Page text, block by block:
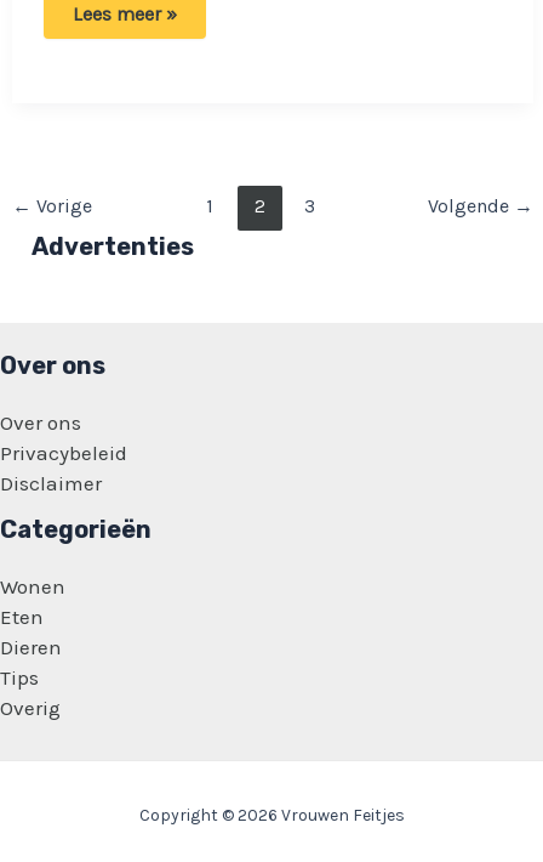
Maxime
niet
Lees meer »
Bericht
← Vorige 1 2 3 Volgende →
Advertenties
Over ons
Over ons
Privacybeleid
Disclaimer
Categorieën
Wonen
Eten
Dieren
Tips
Overig
Copyright © 2026 Vrouwen Feitjes